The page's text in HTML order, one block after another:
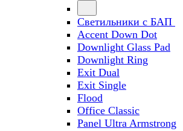
Светильники с БАП
Accent Down Dot
Downlight Glass Pad
Downlight Ring
Exit Dual
Exit Single
Flood
Office Classic
Panel Ultra Armstrong